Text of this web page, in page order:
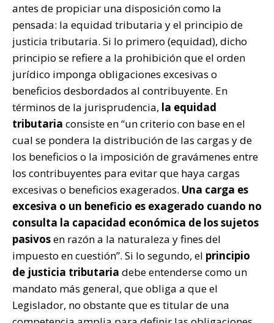
antes de propiciar una disposición como la
pensada: la equidad tributaria y el principio de
justicia tributaria. Si lo primero (equidad), dicho
principio se refiere a la prohibición que el orden
jurídico imponga obligaciones excesivas o
beneficios desbordados al contribuyente. En
términos de la jurisprudencia, la equidad
tributaria consiste en “un criterio con base en el
cual se pondera la distribución de las cargas y de
los beneficios o la imposición de gravámenes entre
los contribuyentes para evitar que haya cargas
excesivas o beneficios exagerados. Una carga es
excesiva o un beneficio es exagerado cuando no
consulta la capacidad económica de los sujetos
pasivosen razón a la naturaleza y fines del
impuesto en cuestión”. Si lo segundo, el principio
de justicia tributaria debe entenderse como un
mandato más general, que obliga a que el
Legislador, no obstante que es titular de una